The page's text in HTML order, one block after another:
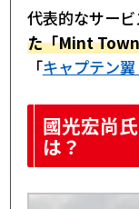
代表的なサービ
た「Mint
「キャプテン
國光宏尚
は？